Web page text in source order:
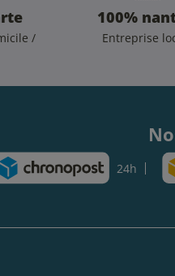
/
100%
Entreprise
24h